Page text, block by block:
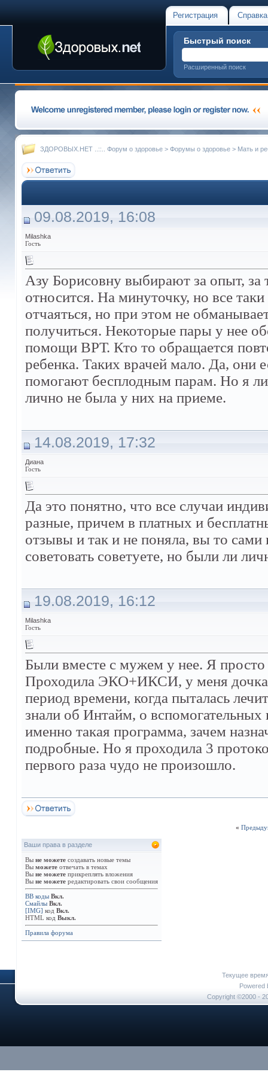
Регистрация Справка
Быстрый поиск
Расширенный поиск
ЗДОРОВЫХ.НЕТ ..::.. Форум о здоровье > Форумы о здоровье > Мать и
09.08.2019, 16:08
Milashka
Гость
Азу Борисовну выбирают за опыт,
относится. На минуточку, но все
отчаяться, но при этом не
получиться. Некоторые пары у нее
помощи ВРТ. Кто то обращается
ребенка. Таких врачей мало. Да, они
помогают бесплодным парам. Но я
лично не была у них на приеме.
14.08.2019, 17:32
Диана
Гость
Да это понятно, что все случаи
разные, причем в платных и
отзывы и так и не поняла, вы то
советовать советуете, но были ли
19.08.2019, 16:12
Milashka
Гость
Были вместе с мужем у нее. Я
Проходила ЭКО+ИКСИ, у меня дочка.
период времени, когда пыталась
знали об Интайм, о
именно такая программа, зачем
подробные. Но я проходила 3
первого раза чудо не произошло.
«
Ваши права в разделе
Вы не можете создавать новые темы
Вы можете отвечать в темах
Вы не можете прикреплять вложения
Вы не можете редактировать свои сообщения
BB коды Вкл.
Смайлы Вкл.
[IMG] код Вкл.
HTML код Выкл.
Правила форума
Текущее
Powered
Copyright ©2000 -